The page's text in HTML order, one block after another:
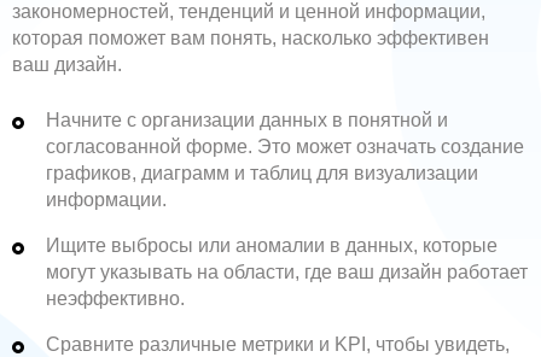
закономерностей, тенденций и ценной информации,
которая поможет вам понять, насколько эффективен
ваш дизайн.
Начните с организации данных в понятной и
согласованной форме. Это может означать создание
графиков, диаграмм и таблиц для визуализации
информации.
Ищите выбросы или аномалии в данных, которые
могут указывать на области, где ваш дизайн работает
неэффективно.
Сравните различные метрики и KPI, чтобы увидеть,